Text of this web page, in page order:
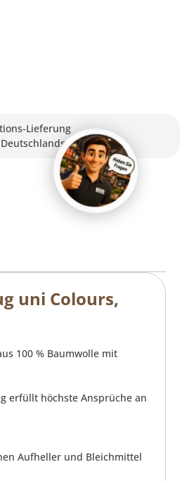
Lieferung
uni Colours,
100 % Baumwolle mit
erfüllt höchste Ansprüche an
Aufheller und Bleichmittel